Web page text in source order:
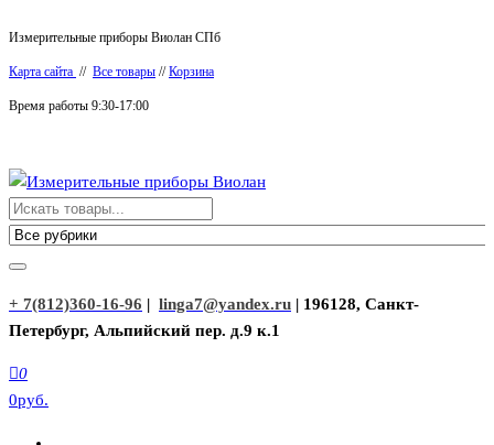
к
содержимому
Измерительные приборы Виолан СПб
Карта сайта // Все товары //Корзина
Время работы 9:30-17:00
Измерительные приборы Виолан
+ 7(812)360-16-96 | linga7@yandex.ru | 196128, Санкт-
Петербург, Альпийский пер. д.9 к.1
0
0руб.